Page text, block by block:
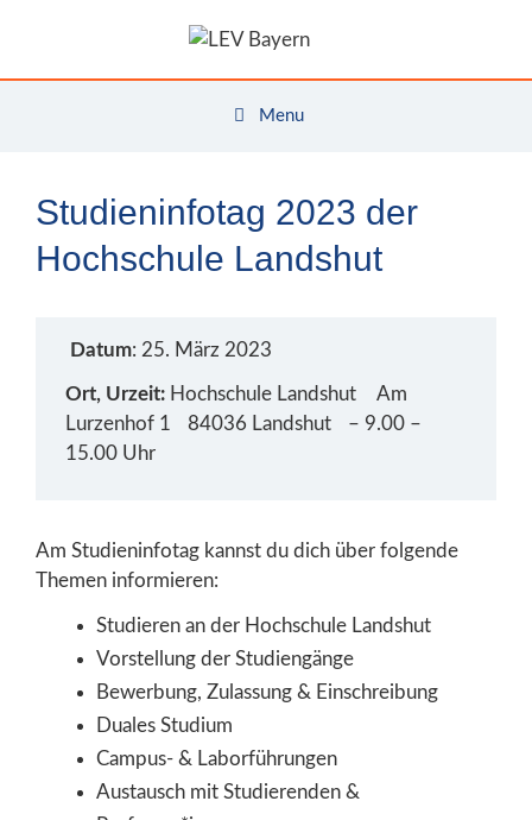
Menu
Studieninfotag 2023 der
Hochschule Landshut
Datum: 25. März 2023
Ort, Urzeit: Hochschule Landshut Am
Lurzenhof 1 84036 Landshut – 9.00 –
15.00 Uhr
Am Studieninfotag kannst du dich über folgende
Themen informieren:
Studieren an der Hochschule Landshut
Vorstellung der Studiengänge
Bewerbung, Zulassung & Einschreibung
Duales Studium
Campus- & Laborführungen
Austausch mit Studierenden &